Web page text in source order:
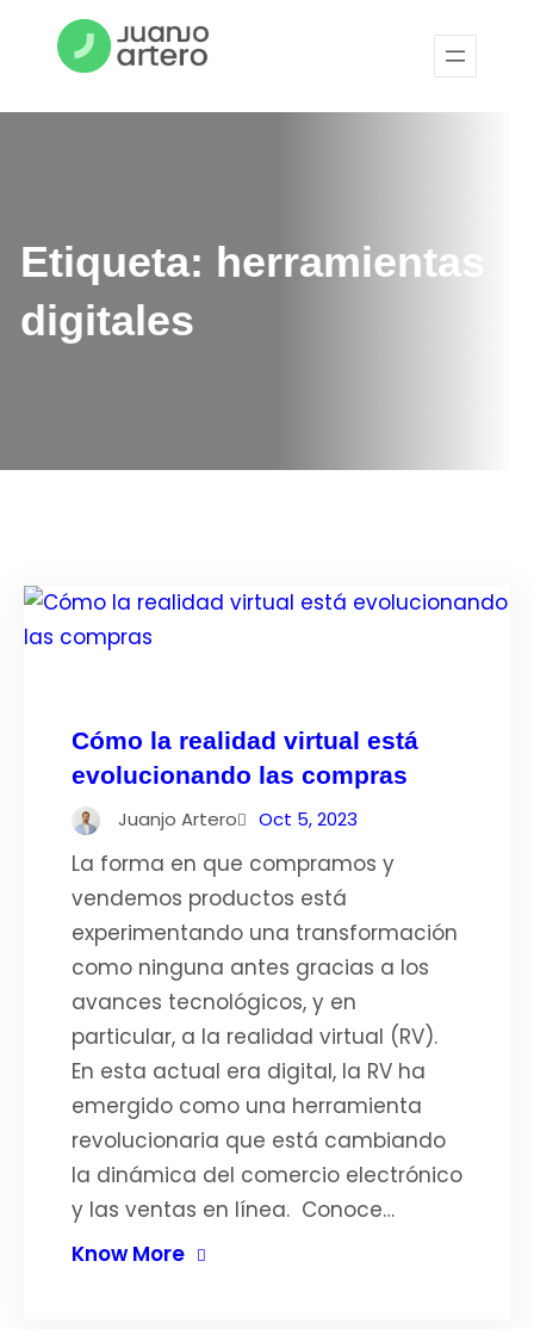
Etiqueta: herramientas
digitales
Cómo la realidad virtual está
evolucionando las compras
Juanjo Artero Oct 5, 2023
La forma en que compramos y
vendemos productos está
experimentando una transformación
como ninguna antes gracias a los
avances tecnológicos, y en
particular, a la realidad virtual (RV).
En esta actual era digital, la RV ha
emergido como una herramienta
revolucionaria que está cambiando
la dinámica del comercio electrónico
y las ventas en línea. Conoce…
Know More